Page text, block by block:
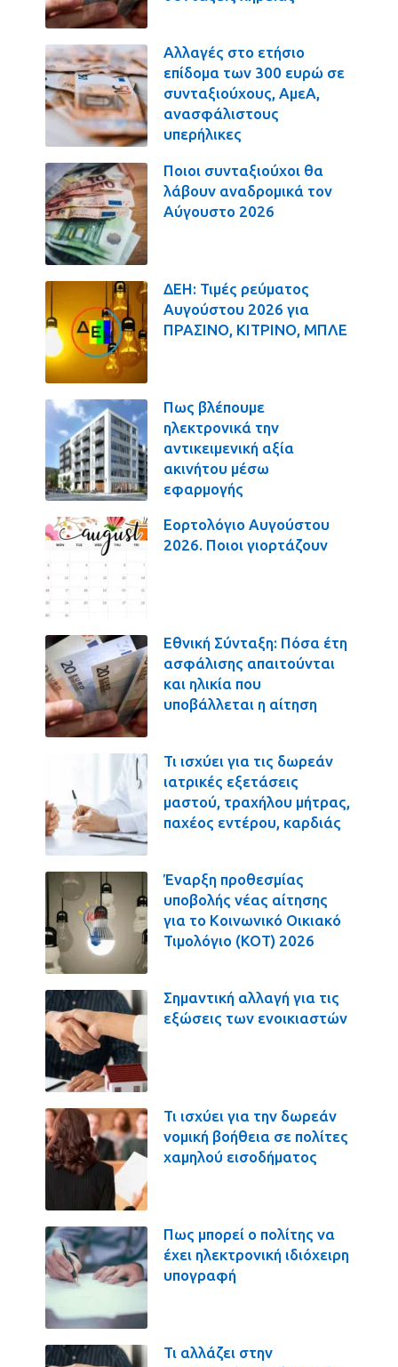
Αλλαγές στο ετήσιο
επίδομα των 300 ευρώ σε
συνταξιούχους, ΑμεΑ,
ανασφάλιστους
υπερήλικες
Ποιοι συνταξιούχοι θα
λάβουν αναδρομικά τον
Αύγουστο 2026
ΔΕΗ: Τιμές ρεύματος
Αυγούστου 2026 για
ΠΡΑΣΙΝΟ, ΚΙΤΡΙΝΟ, ΜΠΛΕ
Πως βλέπουμε
ηλεκτρονικά την
αντικειμενική αξία
ακινήτου μέσω
εφαρμογής
Εορτολόγιο Αυγούστου
2026. Ποιοι γιορτάζουν
Εθνική Σύνταξη: Πόσα έτη
ασφάλισης απαιτούνται
και ηλικία που
υποβάλλεται η αίτηση
Τι ισχύει για τις δωρεάν
ιατρικές εξετάσεις
μαστού, τραχήλου μήτρας,
παχέος εντέρου, καρδιάς
Έναρξη προθεσμίας
υποβολής νέας αίτησης
για το Κοινωνικό Οικιακό
Τιμολόγιο (ΚΟΤ) 2026
Σημαντική αλλαγή για τις
εξώσεις των ενοικιαστών
Τι ισχύει για την δωρεάν
νομική βοήθεια σε πολίτες
χαμηλού εισοδήματος
Πως μπορεί ο πολίτης να
έχει ηλεκτρονική ιδιόχειρη
υπογραφή
Τι αλλάζει στην